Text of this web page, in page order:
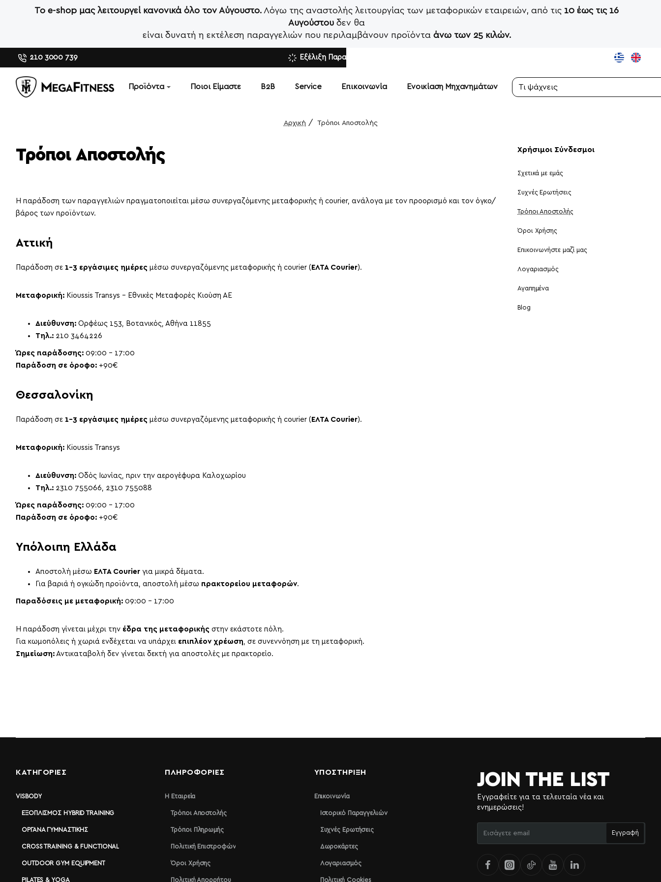
Το e-shop μας λειτουργεί κανονικά όλο τον Αύγουστο. Λόγω της αναστολής λειτουργίας των μεταφορικών εταιρειών, από τις 10 έως τις 16
Αυγούστου δεν θα
είναι δυνατή η εκτέλεση παραγγελιών που περιλαμβάνουν προϊόντα άνω των 25 κιλών.
210 3000 739 Εξέλιξη Παραγγελίας
Προϊόντα Ποιοι Είμαστε Β2Β Service Επικοινωνία Ενοικίαση Μηχανημάτων
Τι
Τρόποι Aποστολής
Τρόποι Aποστολής
Η παράδοση των παραγγελιών πραγματοποιείται μέσω συνεργαζόμενης μεταφορικής ή courier, ανάλογα με τον προορισμό και τον όγκο/
βάρος των προϊόντων.
Αττική
Παράδοση σε 1–3 εργάσιμες ημέρες μέσω συνεργαζόμενης μεταφορικής ή courier ( ΕΛΤΑ Courier).
Μεταφορική: Kioussis Transys – Εθνικές Μεταφορές Κιούση ΑΕ
Διεύθυνση: Ορφέως 153, Βοτανικός, Αθήνα 11855
Τηλ.: 210 3464226
Ώρες παράδοσης: 09:00 – 17:00
Παράδοση σε όροφο: +90€
Θεσσαλονίκη
Παράδοση σε 1–3 εργάσιμες ημέρες μέσω συνεργαζόμενης μεταφορικής ή courier ( ΕΛΤΑ Courier).
Μεταφορική: Kioussis Transys
Διεύθυνση: Οδός Ιωνίας, πριν την αερογέφυρα Καλοχωρίου
Τηλ.: 2310 755066, 2310 755088
Ώρες παράδοσης: 09:00 – 17:00
Παράδοση σε όροφο: +90€
Υπόλοιπη Ελλάδα
Αποστολή μέσω ΕΛΤΑ Courier για μικρά δέματα.
Για βαριά ή ογκώδη προϊόντα, αποστολή μέσω πρακτορείου μεταφορών.
Παραδόσεις με μεταφορική: 09:00 – 17:00
Η παράδοση γίνεται μέχρι την έδρα της μεταφορικής στην εκάστοτε πόλη.
Για κωμοπόλεις ή χωριά ενδέχεται να υπάρχει επιπλέον χρέωση, σε συνεννόηση με τη μεταφορική.
Σημείωση: Αντικαταβολή δεν γίνεται δεκτή για αποστολές με πρακτορείο.
Χρήσιμοι Σύνδεσμοι
Σχετικά με εμάς
Συχνές Ερωτήσεις
Τρόποι Αποστολής
Όροι Χρήσης
Επικοινωνήστε μαζί μας
Λογαριασμός
Αγαπημένα
Blog
ΚΑΤΗΓΟΡΙΕΣ
VISBODY
ΕΞΟΠΛΙΣΜΌΣ HYBRID TRAINING
ΌΡΓΑΝΑ ΓΥΜΝΑΣΤΙΚΉΣ
CROSS TRAINING & FUNCTIONAL
OUTDOOR GYM EQUIPMENT
PILATES & YOGA
ΠΛΗΡΟΦΟΡΊΕΣ
Η Εταιρεία
Τρόποι Αποστολής
Τρόποι Πληρωμής
Πολιτική Επιστροφών
Όροι Χρήσης
Πολιτική Απορρήτου
ΥΠΟΣΤΉΡΙΞΗ
Επικοινωνία
Ιστορικό Παραγγελιών
Συχνές Ερωτήσεις
Δωροκάρτες
Λογαριασμός
Πολιτική Cookies
JOIN THE LIST
Εγγραφείτε για τα τελευταία νέα και
ενημερώσεις!
email
Εγγραφή